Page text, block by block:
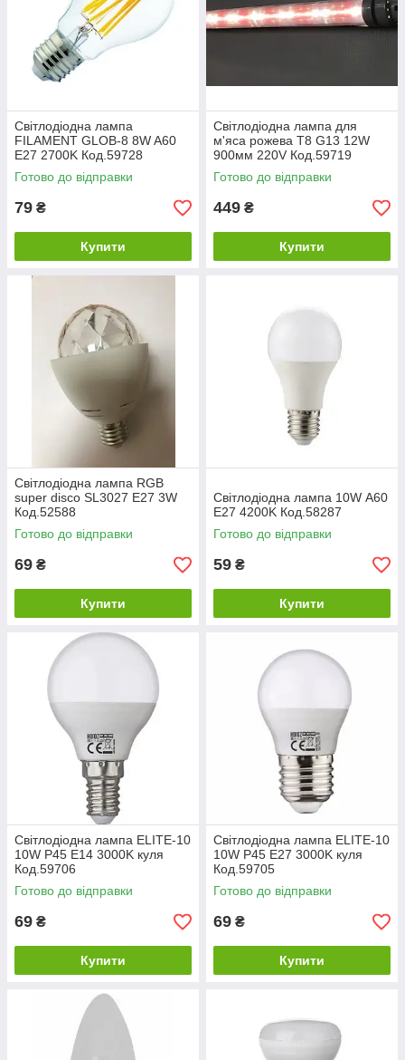
Світлодіодна лампа
FILAMENT GLOB-8 8W A60
Е27 2700K Код.59728
Готово до відправки
79 ₴
Купити
Світлодіодна лампа для
м'яса рожева T8 G13 12W
900мм 220V Код.59719
Готово до відправки
449 ₴
Купити
Світлодіодна лампа RGB
super disco SL3027 Е27 3W
Код.52588
Готово до відправки
69 ₴
Купити
Світлодіодна лампа 10W А60
Е27 4200K Код.58287
Готово до відправки
59 ₴
Купити
Світлодіодна лампа ELITE-10
10W Р45 Е14 3000K куля
Код.59706
Готово до відправки
69 ₴
Купити
Світлодіодна лампа ELITE-10
10W Р45 Е27 3000K куля
Код.59705
Готово до відправки
69 ₴
Купити